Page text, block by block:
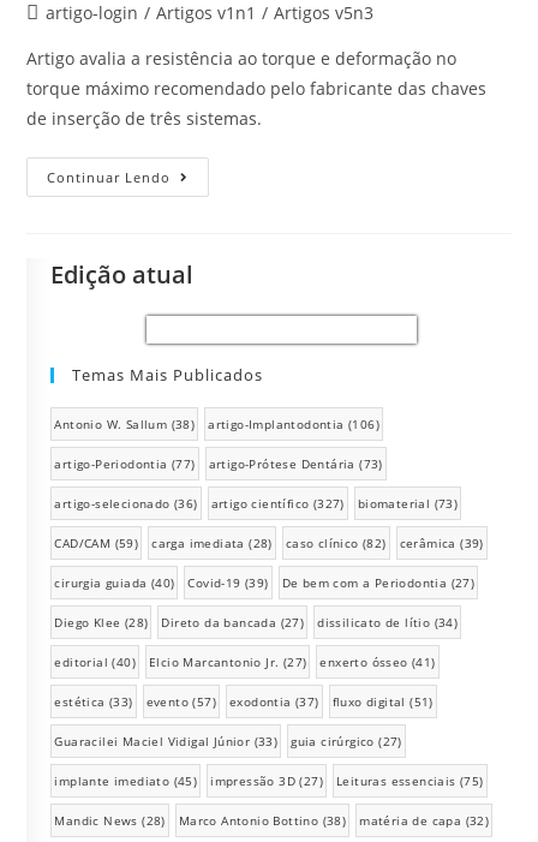
artigo-login / Artigos v1n1 / Artigos v5n3
Artigo avalia a resistência ao torque e deformação no
torque máximo recomendado pelo fabricante das chaves
de inserção de três sistemas.
Continuar Lendo
Edição atual
Temas Mais Publicados
Antonio W. Sallum (38) artigo-Implantodontia (106)
artigo-Periodontia (77) artigo-Prótese Dentária (73)
artigo-selecionado (36) artigo científico (327) biomaterial (73)
CAD/CAM (59) carga imediata (28) caso clínico (82) cerâmica (39)
cirurgia guiada (40) Covid-19 (39) De bem com a Periodontia (27)
Diego Klee (28) Direto da bancada (27) dissilicato de lítio (34)
editorial (40) Elcio Marcantonio Jr. (27) enxerto ósseo (41)
estética (33) evento (57) exodontia (37) fluxo digital (51)
Guaracilei Maciel Vidigal Júnior (33) guia cirúrgico (27)
implante imediato (45) impressão 3D (27) Leituras essenciais (75)
Mandic News (28) Marco Antonio Bottino (38) matéria de capa (32)